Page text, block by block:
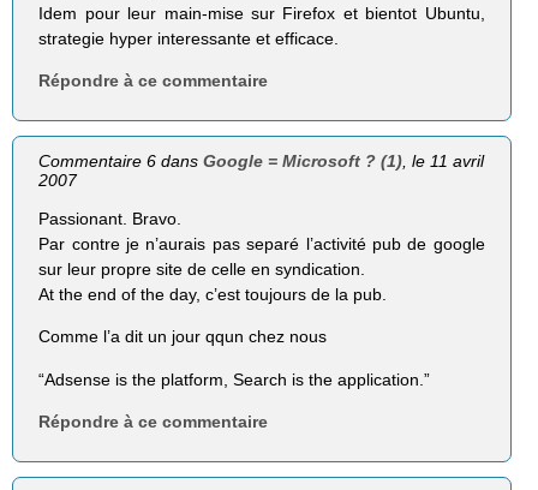
Idem pour leur main-mise sur Firefox et bientot Ubuntu,
strategie hyper interessante et efficace.
Répondre à ce commentaire
Commentaire 6 dansGoogle = Microsoft ? (1), le 11 avril
2007
Passionant. Bravo.
Par contre je n’aurais pas separé l’activité pub de google
sur leur propre site de celle en syndication.
At the end of the day, c’est toujours de la pub.
Comme l’a dit un jour qqun chez nous
“Adsense is the platform, Search is the application.”
Répondre à ce commentaire